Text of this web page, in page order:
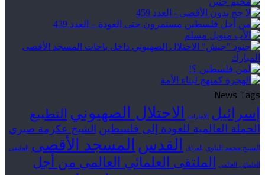
News Tags
إسرائيل الإمارات الاحتلال الصهيوني التطبيع
الحملة العالمية للعودة إلى فلسطين الشيخ عكرمة صبري
الشيخ محمد الناوي العراق القدس المسجد الأقصى الملتقى
العلمائي العالمي الملتقى العلمائي العالمي من أجل